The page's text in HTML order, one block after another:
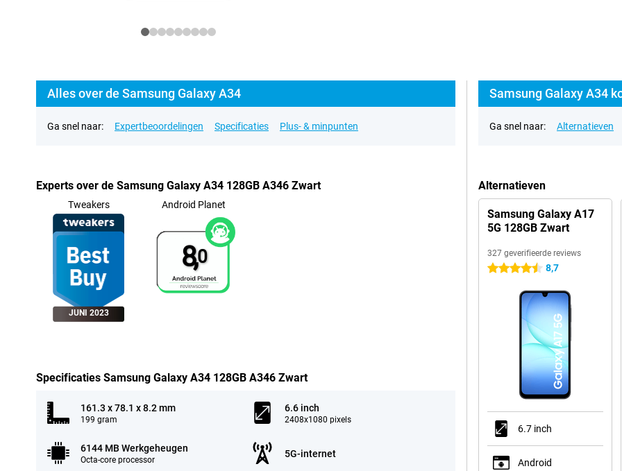
Alles over de Samsung Galaxy A34
Ga snel naar: Expertbeoordelingen Specificaties Plus- & minpunten
Experts over de Samsung Galaxy A34 128GB A346 Zwart
Tweakers
JUNI 2023
Android Planet
8,0
Specificaties Samsung Galaxy A34 128GB A346 Zwart
161.3 x 78.1 x 8.2 mm
199 gram
6.6 inch
2408x1080 pixels
6144 MB Werkgeheugen
Octa-core processor
5G-internet
Samsung Galaxy A34
Ga snel naar: Alternatieven
Alternatieven
Samsung Galaxy A17
5G 128GB Zwart
327 geverifieerde reviews
4.5 sterren 8,7
6.7 inch
Android